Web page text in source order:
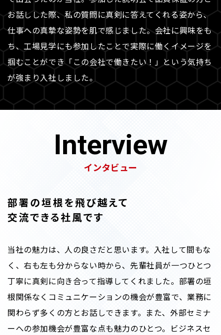
お話しした際、私の質問に真剣に答えてくれる姿から、
仕事への真摯な姿勢を肌で感じました。会社に興味をも
ち、工場見学にも参加したことで実際に働くイメージを
掴むことができ「この会社で働きたい！」という気持ち
が強まり入社しました。
Interview
インタビュー
部署の垣根を飛び越えて
交流できる社風です
当社の魅力は、人の良さだと思います。入社して間もな
く、右も左も分からない時から、先輩社員が一つひとつ
丁寧に真剣に向き合って指導してくれました。部署の垣
根関係なくコミュニケーションの機会が豊富で、業務に
関わらず多くの方とお話しできます。また、外部セミナ
ーへの参加機会が豊富な点も魅力のひとつ。ビジネスセ